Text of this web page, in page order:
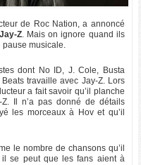
de Roc Nation, a annoncé
Jay-Z. Mais on ignore quand ils
pause musicale.
dont No ID, J. Cole, Busta
travaille avec Jay-Z. Lors
a fait savoir qu’il planche
Il n’a pas donné de détails
les morceaux à Hov et qu’il
le nombre de chansons qu’il
il se peut que les fans aient à